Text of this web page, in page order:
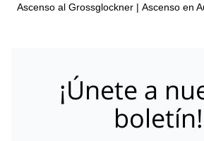
Ascenso al Grossglockner | Ascenso en
¡Únete a
boletín!